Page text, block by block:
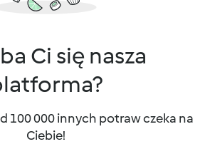
Ci się nasza
100 000 innych potraw czeka na
Ciebie!